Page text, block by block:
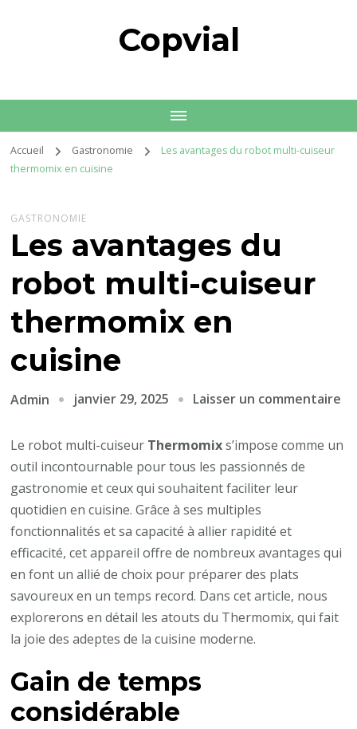
Copvial
Accueil Gastronomie
Les avantages du robot multi-cuiseur
thermomix en cuisine
GASTRONOMIE
Les avantages du
robot multi-cuiseur
thermomix en
cuisine
Admin janvier 29, 2025 Laisser un commentaire
Le robot multi-cuiseur Thermomixs’impose comme un
outil incontournable pour tous les passionnés de
gastronomie et ceux qui souhaitent faciliter leur
quotidien en cuisine. Grâce à ses multiples
fonctionnalités et sa capacité à allier rapidité et
efficacité, cet appareil offre de nombreux avantages qui
en font un allié de choix pour préparer des plats
savoureux en un temps record. Dans cet article, nous
explorerons en détail les atouts du Thermomix, qui fait
la joie des adeptes de la cuisine moderne.
Gain de temps
considérable